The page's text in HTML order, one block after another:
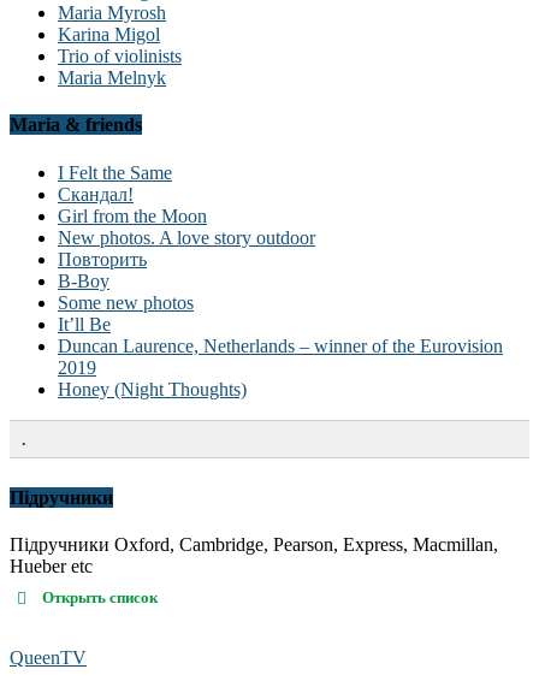
Maria Myrosh
Karina Migol
Trio of violinists
Maria Melnyk
Maria & friends
I Felt the Same
Скандал!
Girl from the Moon
New photos. A love story outdoor
Повторить
B-Boy
Some new photos
It’ll Be
Duncan Laurence, Netherlands – winner of the Eurovision
2019
Honey (Night Thoughts)
.
Підручники
Підручники Oxford, Cambridge, Pearson, Express, Macmillan,
Hueber etc
Открыть список
QueenTV